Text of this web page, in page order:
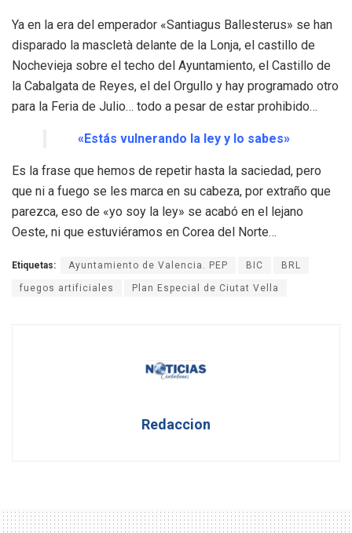
Ya en la era del emperador «Santiagus Ballesterus» se han
disparado la mascletà delante de la Lonja, el castillo de
Nochevieja sobre el techo del Ayuntamiento, el Castillo de
la Cabalgata de Reyes, el del Orgullo y hay programado otro
para la Feria de Julio… todo a pesar de estar prohibido…
«Estás vulnerando la ley y lo sabes»
Es la frase que hemos de repetir hasta la saciedad, pero
que ni a fuego se les marca en su cabeza, por extraño que
parezca, eso de «yo soy la ley» se acabó en el lejano
Oeste, ni que estuviéramos en Corea del Norte…
Etiquetas: Ayuntamiento de Valencia. PEP BIC BRL
fuegos artificiales Plan Especial de Ciutat Vella
Redaccion